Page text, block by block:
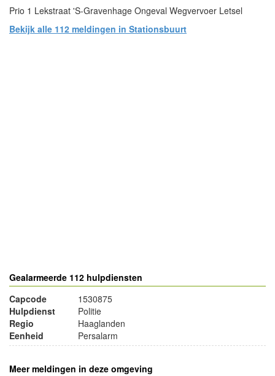
Prio 1 Lekstraat 'S-Gravenhage Ongeval Wegvervoer Letsel
Bekijk alle 112 meldingen in Stationsbuurt
Gealarmeerde 112 hulpdiensten
Capcode
1530875
Hulpdienst
Politie
Regio
Haaglanden
Eenheid
Persalarm
Meer meldingen in deze omgeving